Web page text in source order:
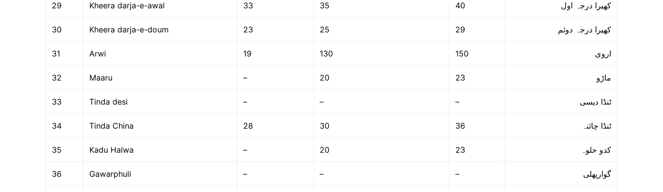
29 Kheera darja-e-awal 33 35 40 کھیرا درجہ اول
30 Kheera darja-e-doum 23 25 29 کھیرا درجہ دوئم
31 Arwi 19 130 150 اروی
32 Maaru – 20 23 ماڑو
33 Tinda desi – – – ٹنڈا دیسی
34 Tinda China 28 30 36 ٹنڈا چائنہ
35 Kadu Halwa – 20 23 کدو حلوہ
36 Gawarphuli – – – گوارپھلی